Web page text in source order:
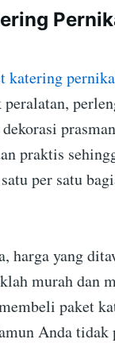
katering
praktis
per satu
harga yang
murah dan
paket
Anda